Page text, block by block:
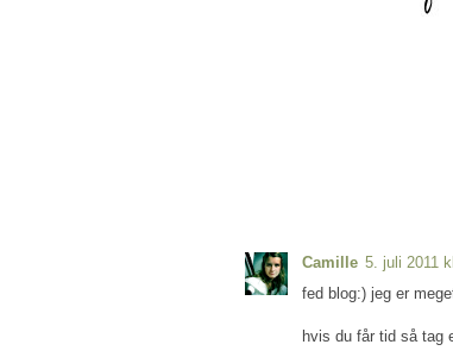
Camille 5. juli 2011
fed blog:) jeg er
hvis du får tid så tag